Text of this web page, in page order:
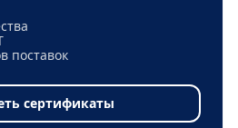
поставок
сертификаты